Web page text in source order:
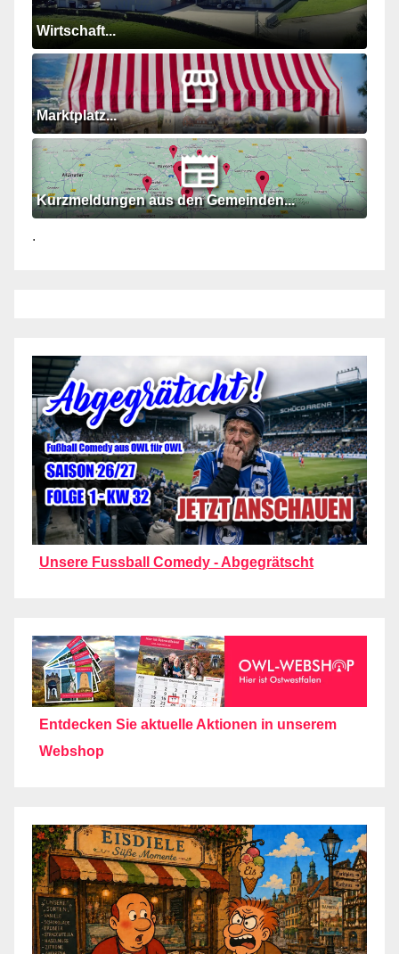
Wirtschaft...
Marktplatz...
Kurzmeldungen aus den Gemeinden...
.
Unsere Fussball Comedy - Abgegrätscht
Entdecken Sie aktuelle Aktionen in unserem
Webshop